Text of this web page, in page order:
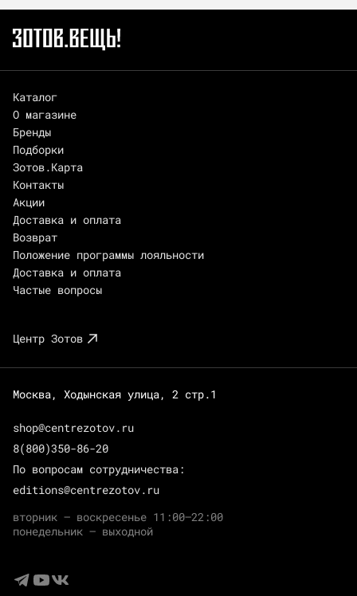
Каталог
О магазине
Бренды
Подборки
Зотов.Карта
Контакты
Акции
Доставка и оплата
Возврат
Положение программы лояльности
Доставка и оплата
Частые вопросы
Центр Зотов
Москва, Ходынская улица, 2 стр.1
shop@centrezotov.ru
8(800)350-86-20
По вопросам сотрудничества:
editions@centrezotov.ru
вторник — воскресенье 11:00–22:00
понедельник — выходной